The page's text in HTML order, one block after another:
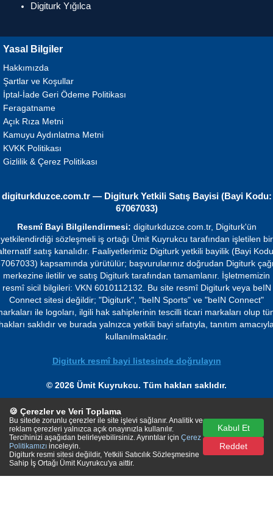
Digiturk Yığılca
Yasal Bilgiler
Hakkımızda
Şartlar ve Koşullar
İptal-İade Geri Ödeme Politikası
Feragatname
Açık Rıza Metni
Kamuyu Aydınlatma Metni
KVKK Politikası
Gizlilik & Çerez Politikası
digiturkduzce.com.tr — Digiturk Yetkili Satış Bayisi (Bayi Kodu:
67067033)
Resmî Bayi Bilgilendirmesi: digiturkduzce.com.tr, Digiturk'ün
yetkilendirdiği sözleşmeli iş ortağı Ümit Kuyrukcu tarafından işletilen bir
satış kanalıdır. Faaliyetlerimiz Digiturk yetkili bayilik (Bayi
kapsamında yürütülür; başvurularınız doğrudan Digiturk
merkezine iletilir ve satış Digiturk tarafından tamamlanır. İşletmemizin
resmî sicil bilgileri: VKN 6010112132. Bu site resmî Digiturk veya beIN
Connect sitesi değildir; "Digiturk", "beIN Sports" ve "beIN Connect"
ile logoları, ilgili hak sahiplerinin tescilli ticari markaları olup
saklıdır ve burada yalnızca yetkili bayi sıfatıyla, tanıtım
kullanılmaktadır.
Digiturk resmî bayi listesinde doğrulayın
© 2026 Ümit Kuyrukcu. Tüm hakları saklıdır.
🍪 Çerezler ve Veri Toplama
Bu sitede zorunlu çerezler ile site işlevi sağlanır. Analitik ve
reklam çerezleri yalnızca açık onayınızla kullanılır.
Tercihinizi aşağıdan belirleyebilirsiniz. Ayrıntılar için Çerez
Politikamızı inceleyin.
Digiturk resmi sitesi değildir, Yetkili Satıcılık Sözleşmesine
Sahip İş Ortağı Ümit Kuyrukcu'ya aittir.
Kabul Et
Reddet